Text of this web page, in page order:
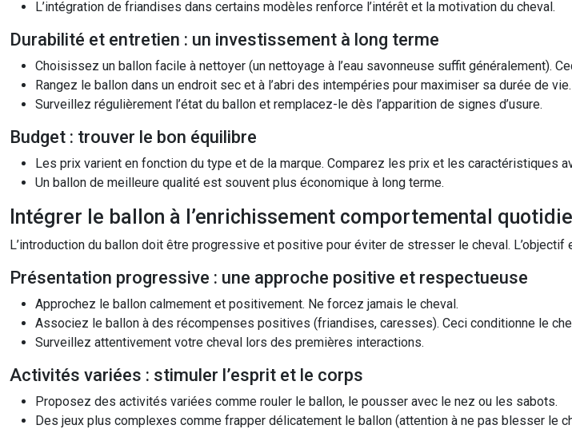
L’intégration de friandises dans certains modèles renforce l’intérêt et la motivation du cheval.
Durabilité et entretien : un investissement à long terme
Choisissez un ballon facile à nettoyer (un nettoyage à l’eau savonneuse suffit généralement).
Rangez le ballon dans un endroit sec et à l’abri des intempéries pour maximiser sa durée de vie.
Surveillez régulièrement l’état du ballon et remplacez-le dès l’apparition de signes d’usure.
Budget : trouver le bon équilibre
Les prix varient en fonction du type et de la marque. Comparez les prix et les caractéristiques
Un ballon de meilleure qualité est souvent plus économique à long terme.
Intégrer le ballon à l’enrichissement comportemental
L’introduction du ballon doit être progressive et positive pour éviter de stresser le cheval.
Présentation progressive : une approche positive et respectueuse
Approchez le ballon calmement et positivement. Ne forcez jamais le cheval.
Associez le ballon à des récompenses positives (friandises, caresses). Ceci conditionne le
Surveillez attentivement votre cheval lors des premières interactions.
Activités variées : stimuler l’esprit et le corps
Proposez des activités variées comme rouler le ballon, le pousser avec le nez ou les sabots.
Des jeux plus complexes comme frapper délicatement le ballon (attention à ne pas blesser le